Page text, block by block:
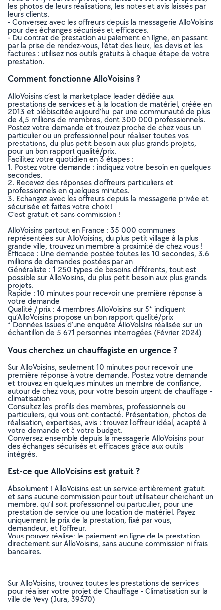
les photos de leurs réalisations, les notes et avis laissés par
leurs clients.
- Conversez avec les offreurs depuis la messagerie AlloVoisins
pour des échanges sécurisés et efficaces.
- Du contrat de prestation au paiement en ligne, en passant
par la prise de rendez-vous, l’état des lieux, les devis et les
factures : utilisez nos outils gratuits à chaque étape de votre
prestation.
Comment fonctionne AlloVoisins ?
AlloVoisins c’est la marketplace leader dédiée aux
prestations de services et à la location de matériel, créée en
2013 et plébiscitée aujourd’hui par une communauté de plus
de 4,5 millions de membres, dont 300 000 professionnels.
Postez votre demande et trouvez proche de chez vous un
particulier ou un professionnel pour réaliser toutes vos
prestations, du plus petit besoin aux plus grands projets,
pour un bon rapport qualité/prix.
Facilitez votre quotidien en 3 étapes :
1. Postez votre demande : indiquez votre besoin en quelques
secondes.
2. Recevez des réponses d’offreurs particuliers et
professionnels en quelques minutes.
3. Echangez avec les offreurs depuis la messagerie privée et
sécurisée et faites votre choix !
C’est gratuit et sans commission !
AlloVoisins partout en France : 35 000 communes
représentées sur AlloVoisins, du plus petit village à la plus
grande ville, trouvez un membre à proximité de chez vous !
Efficace : Une demande postée toutes les 10 secondes, 3.6
millions de demandes postées par an
Généraliste : 1 250 types de besoins différents, tout est
possible sur AlloVoisins, du plus petit besoin aux plus grands
projets.
Rapide : 10 minutes pour recevoir une première réponse à
votre demande
Qualité / prix : 4 membres AlloVoisins sur 5* indiquent
qu’AlloVoisins propose un bon rapport qualité/prix
* Données issues d’une enquête AlloVoisins réalisée sur un
échantillon de 5 671 personnes interrogées (Février 2024)
Vous cherchez un chauffagiste en urgence ?
Sur AlloVoisins, seulement 10 minutes pour recevoir une
première réponse à votre demande. Postez votre demande
et trouvez en quelques minutes un membre de confiance,
autour de chez vous, pour votre besoin urgent de chauffage -
climatisation
Consultez les profils des membres, professionnels ou
particuliers, qui vous ont contacté. Présentation, photos de
réalisation, expertises, avis : trouvez l'offreur idéal, adapté à
votre demande et à votre budget.
Conversez ensemble depuis la messagerie AlloVoisins pour
des échanges sécurisés et efficaces grâce aux outils
intégrés.
Est-ce que AlloVoisins est gratuit ?
Absolument ! AlloVoisins est un service entièrement gratuit
et sans aucune commission pour tout utilisateur cherchant un
membre, qu’il soit professionnel ou particulier, pour une
prestation de service ou une location de matériel. Payez
uniquement le prix de la prestation, fixé par vous,
demandeur, et l’offreur.
Vous pouvez réaliser le paiement en ligne de la prestation
directement sur AlloVoisins, sans aucune commission ni frais
bancaires.
Sur AlloVoisins, trouvez toutes les prestations de services
pour réaliser votre projet de Chauffage - Climatisation sur la
ville de Vevy (Jura, 39570)